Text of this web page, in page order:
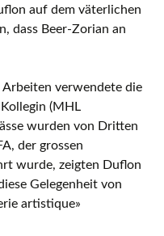
auf dem väterlichen
dass Beer-Zorian an
verwendete die
(MHL
wurden von Dritten
der grossen
wurde, zeigten Duflon
Gelegenheit von
artistique»